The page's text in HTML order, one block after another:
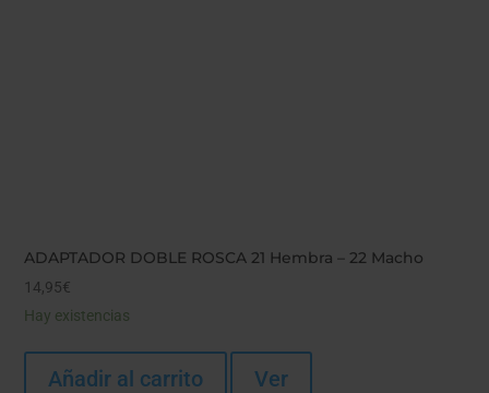
ADAPTADOR DOBLE ROSCA 21 Hembra – 22 Macho
14,95€
Hay existencias
Añadir al carrito Ver